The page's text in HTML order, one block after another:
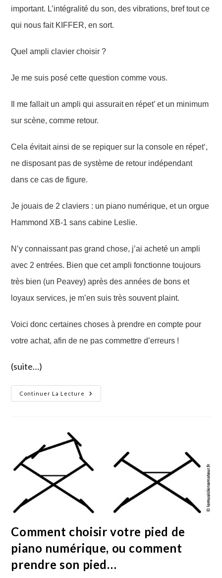
important. L’intégralité du son, des vibrations, bref tout ce
qui nous fait KIFFER, en sort.
Quel ampli clavier choisir ?
Je me suis posé cette question comme vous.
Il me fallait un ampli quiassuraiten répet’ et un minimum
sur scène, comme retour.
Cela évitaitainsi de se repiquer sur la console en répet‘,
ne disposant pas de système de retour indépendant
dans ce cas de figure.
Je jouais de 2 claviers : un piano numérique, et un orgue
Hammond XB-1 sans cabine Leslie.
N’y connaissant pas grand chose, j’ai acheté un ampli
avec 2 entrées. Bien que cet ampli fonctionne toujours
très bien (un Peavey)après des années de bons et
loyaux services, je m’en suis très souvent plaint.
Voici donc certaines choses à prendre en compte pour
votre achat, afin de ne pas commettre d’erreurs !
(suite…)
Continuer La Lecture
Choisir
Votre
Ne
Vous
Comment choisir votre pied de
piano numérique, ou comment
prendre son pied…